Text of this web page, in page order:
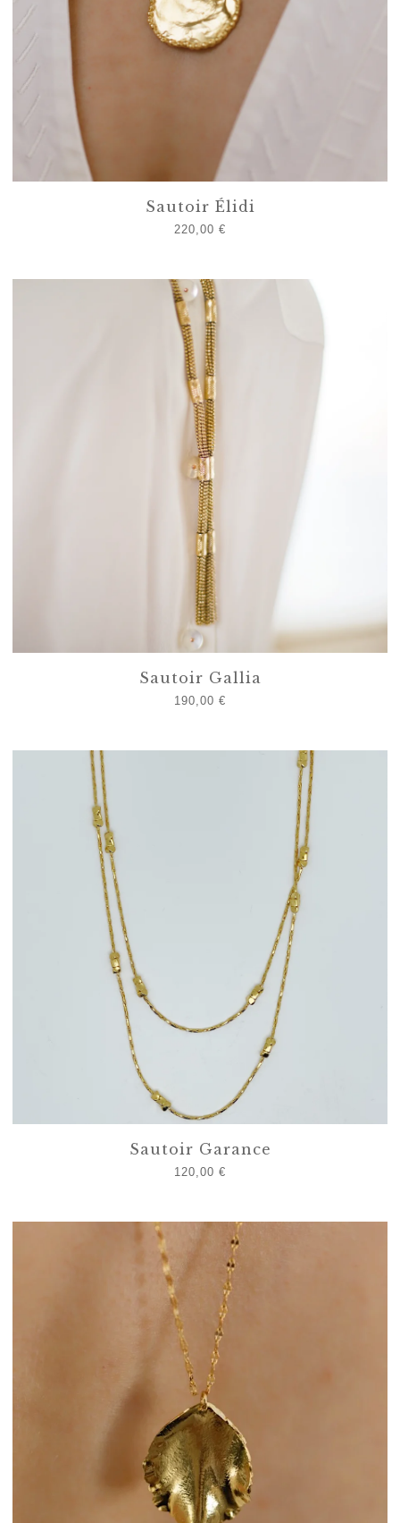
Sautoir Élidi
220,00 €
Sautoir Gallia
190,00 €
Sautoir Garance
120,00 €